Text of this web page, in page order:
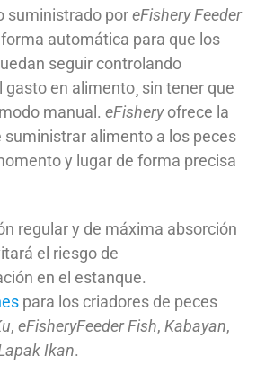
suministrado poreFishery Feeder
automática para que los
seguir controlando
en alimento¸ sin tener que
manual.eFisheryofrece la
suministrar alimento a los peces
y lugar de forma precisa
regular y de máxima absorción
el riesgo de
en el estanque.
para los criadores de peces
,eFisheryFeeder Fish,Kabayan,
Ikan.